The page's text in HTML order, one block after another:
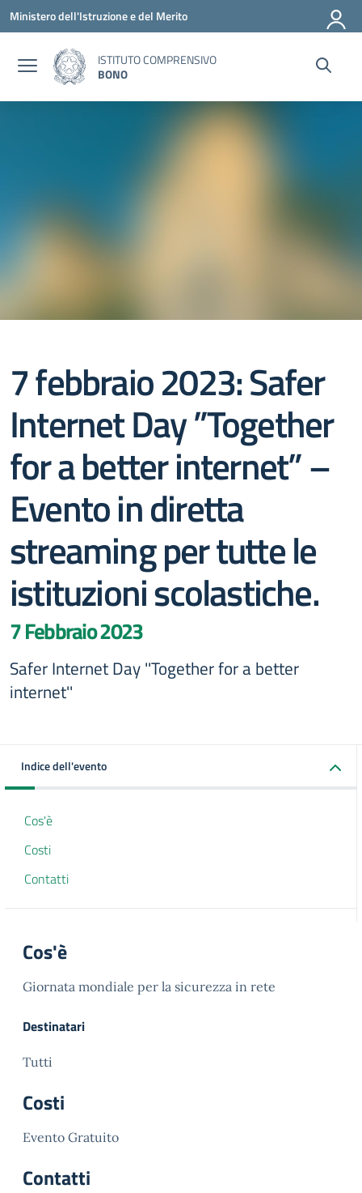
Vai ai contenuti
Vai al menu di navigazione
Vai al footer
Ministero dell'Istruzione e del Merito
ISTITUTO COMPRENSIVO
BONO
7 febbraio 2023: Safer
Internet Day ”Together
for a better internet” –
Evento in diretta
streaming per tutte le
istituzioni scolastiche.
7 Febbraio 2023
Safer Internet Day ''Together for a better
internet''
Indice dell'evento
Cos'è
Costi
Contatti
Cos'è
Giornata mondiale per la sicurezza in rete
Destinatari
Tutti
Costi
Evento Gratuito
Contatti